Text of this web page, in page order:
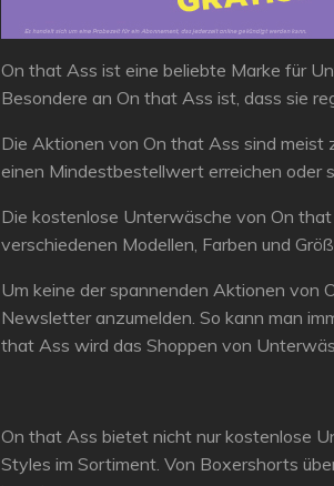
On that Ass ist eine beliebte Marke für
Besondere an On that Ass ist, dass sie
Die Aktionen von On that Ass sind meist
einen Mindestbestellwert erreichen oder
Die kostenlose Unterwäsche von On
verschiedenen Modellen, Farben und
Um keine der spannenden Aktionen von
Newsletter anzumelden. So kann man
that Ass wird das Shoppen von
On that Ass bietet nicht nur kostenlose
Styles im Sortiment. Von Boxershorts